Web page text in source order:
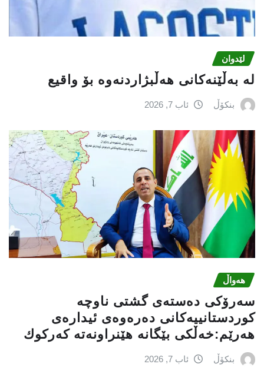
لێدوان
لە بەڵێنەکانی هەڵبژاردنەوە بۆ واقیع
بنکۆڵ ئاب 7, 2026
هەواڵ
سه‌رۆكی دەستەی گشتی ناوچە
كوردستانییەكانی دەرەوەی ئیدارەی
هەرێم:خه‌ڵكی بێگانه‌ هێنراونه‌ته‌ كه‌ركوك
بنکۆڵ ئاب 7, 2026